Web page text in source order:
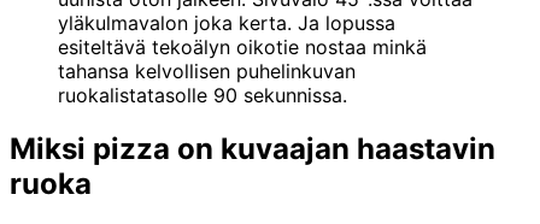
yläkulmavalon joka kerta. Ja lopussa
esiteltävä tekoälyn oikotie nostaa minkä
tahansa kelvollisen puhelinkuvan
ruokalistatasolle 90 sekunnissa.
Miksi pizza on kuvaajan haastavin
ruoka